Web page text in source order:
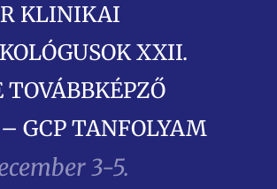
KLINIKAI
XXII.
GCP TANFOLYAM
3-5.